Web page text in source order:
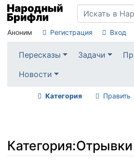
Аноним Регистрация Вход
Пересказы Задачи
Новости
Категория Править
Категория:Отрывки